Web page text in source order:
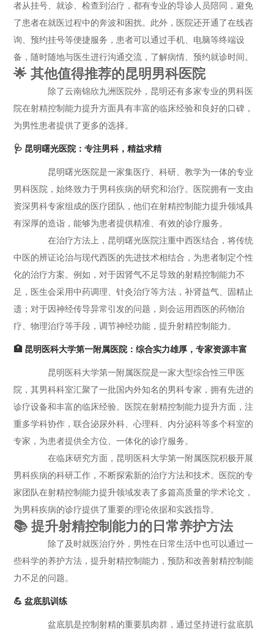
者从挂号、就诊、检查到治疗，都有专业的导诊人员陪同，避免
了患者在就医过程中的奔波和困扰。此外，医院还开通了在线咨
询、预约挂号等便捷服务，患者可以通过手机、电脑等终端设
备，随时随地与医生进行沟通交流，了解病情、预约就诊时间。
🌟 其他值得推荐的昆明男科医院
除了云南锦欣九洲医院外，昆明还有多家专业的男科医
院在射精控制能力提升方面具有丰富的临床经验和良好的口碑，
为男性患者提供了更多的选择。
🩺 昆明曙光医院：专注男科，精益求精
昆明曙光医院是一家集医疗、科研、教学为一体的专业
男科医院，始终致力于男科疾病的研究和治疗。医院拥有一支由
资深男科专家组成的医疗团队，他们在射精控制能力提升领域具
有深厚的造诣，能够为患者提供精准、有效的诊疗服务。
在治疗方法上，昆明曙光医院注重中西医结合，将传统
中医的辨证论治与现代西医的先进技术相结合，为患者制定个性
化的治疗方案。例如，对于因肾气不足导致的射精控制能力不
足，医生会采用中药调理、针灸治疗等方法，补肾益气、固精止
遗；对于因神经传导异常引发的问题，则会运用西医的药物治
疗、物理治疗等手段，调节神经功能，提升射精控制能力。
🏥 昆明医科大学第一附属医院：综合实力雄厚，专家资源丰富
昆明医科大学第一附属医院是一家大型综合性三甲医
院，其男科科室汇聚了一批国内外知名的男科专家，拥有先进的
诊疗设备和丰富的临床经验。医院在射精控制能力提升方面，注
重多学科协作，联合泌尿外科、心理科、内分泌科等多个科室的
专家，为患者提供全方位、一体化的诊疗服务。
在临床研究方面，昆明医科大学第一附属医院积极开展
男科疾病的科研工作，不断探索新的治疗方法和技术。医院的专
家团队在射精控制能力提升领域发表了多篇高质量的学术论文，
为男科疾病的诊疗提供了重要的理论依据和实践指导。
📚 提升射精控制能力的日常养护方法
除了及时就医治疗外，男性在日常生活中也可以通过一
些科学的养护方法，提升射精控制能力，预防和改善射精控制能
力不足的问题。
💪 盆底肌训练
盆底肌是控制射精的重要肌肉群，通过坚持进行盆底肌